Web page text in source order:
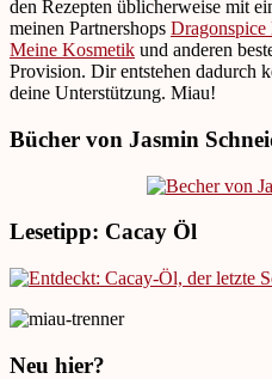
den Rezepten üblicherweise mit
meinen Partnershops Dragonspice
Meine Kosmetik und anderen
Provision. Dir entstehen dadurch
deine Unterstützung. Miau!
Bücher von Jasmin
Lesetipp: Cacay Öl
Neu hier?